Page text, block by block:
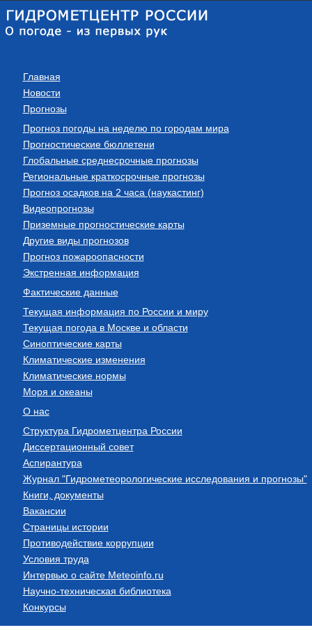
Главная
Новости
Прогнозы
Прогноз погоды на неделю по городам мира
Прогностические бюллетени
Глобальные среднесрочные прогнозы
Региональные краткосрочные прогнозы
Прогноз осадков на 2 часа (наукастинг)
Видеопрогнозы
Приземные прогностические карты
Другие виды прогнозов
Прогноз пожароопасности
Экстренная информация
Фактические данные
Текущая информация по России и миру
Текущая погода в Москве и области
Синоптические карты
Климатические изменения
Климатические нормы
Моря и океаны
О нас
Структура Гидрометцентра России
Диссертационный совет
Аспирантура
Журнал "Гидрометеорологические исследования и прогнозы"
Книги, документы
Вакансии
Страницы истории
Противодействие коррупции
Условия труда
Интервью о сайте Meteoinfo.ru
Научно-техническая библиотека
Конкурсы